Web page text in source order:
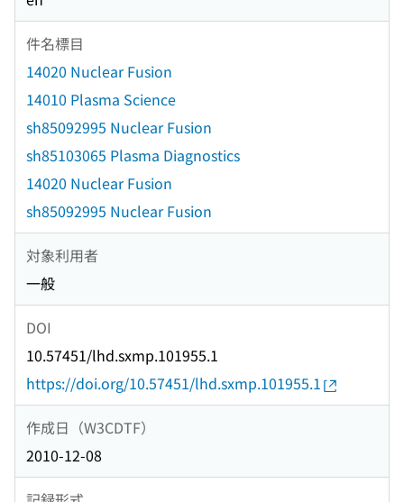
件名標目
14020 Nuclear Fusion
14010 Plasma Science
sh85092995 Nuclear Fusion
sh85103065 Plasma Diagnostics
14020 Nuclear Fusion
sh85092995 Nuclear Fusion
対象利用者
一般
DOI
10.57451/lhd.sxmp.101955.1
https://doi.org/10.57451/lhd.sxmp.101955.1
作成日（W3CDTF）
2010-12-08